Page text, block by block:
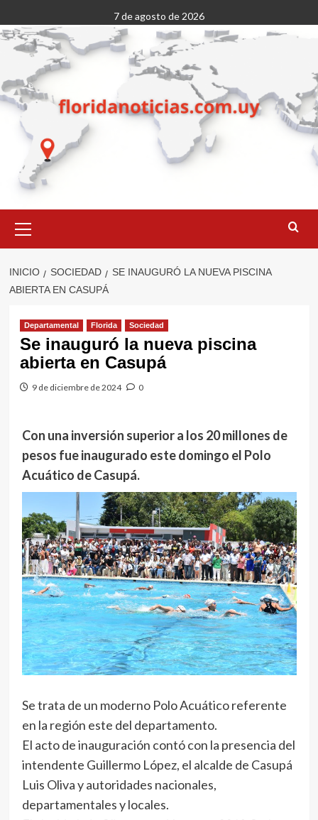
al
contenido
7 de agosto de 2026
primario
INICIO SOCIEDAD
SE INAUGURÓ LA NUEVA PISCINA
ABIERTA EN CASUPÁ
Departamental Florida Sociedad
Se inauguró la nueva piscina
abierta en Casupá
9 de diciembre de 2024 0
Con una inversión superior a los 20 millones de
pesos fue inaugurado este domingo el Polo
Acuático de Casupá.
Se trata de un moderno Polo Acuático referente
en la región este del departamento.
El acto de inauguración contó con la presencia del
intendente Guillermo López, el alcalde de Casupá
Luis Oliva y autoridades nacionales,
departamentales y locales.